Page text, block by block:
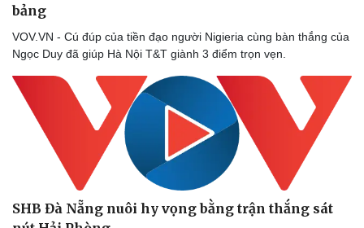
bảng
VOV.VN - Cú đúp của tiền đạo người Nigieria cùng bàn thắng của
Ngọc Duy đã giúp Hà Nội T&T giành 3 điểm trọn vẹn.
SHB Đà Nẵng nuôi hy vọng bằng trận thắng sát